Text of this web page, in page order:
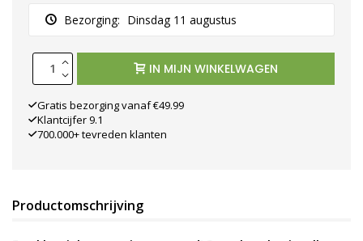
Bezorging: Dinsdag 11 augustus
IN MIJN WINKELWAGEN
Gratis bezorging vanaf €49.99
Klantcijfer 9.1
700.000+ tevreden klanten
Productomschrijving